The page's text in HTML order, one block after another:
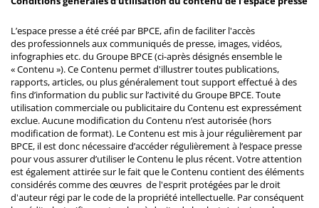
L’espace presse a été créé par BPCE, afin de faciliter l'accès
des professionnels aux communiqués de presse, images, vidéos,
infographies etc. du Groupe BPCE (ci-après désignés ensemble le
« Contenu »). Ce Contenu permet d'illustrer toutes publications,
rapports, articles, ou plus généralement tout support effectué à des
fins d’information du public sur l’activité du Groupe BPCE. Toute
utilisation commerciale ou publicitaire du Contenu est expressément
exclue. Aucune modification du Contenu n’est autorisée (hors
modification de format). Le Contenu est mis à jour régulièrement par
BPCE, il est donc nécessaire d’accéder régulièrement à l’espace presse
pour vous assurer d’utiliser le Contenu le plus récent. Votre attention
est également attirée sur le fait que le Contenu contient des éléments
considérés comme des œuvres de l'esprit protégées par le droit
d'auteur régi par le code de la propriété intellectuelle. Par conséquent